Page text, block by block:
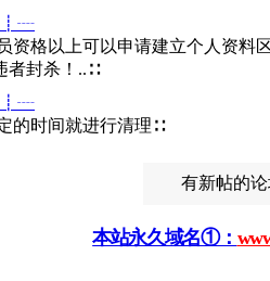
┋┈
资格以上可以申请建立个人资料
者封杀！..∷
的时间就进行清理∷
有新帖
本站永久域名①：